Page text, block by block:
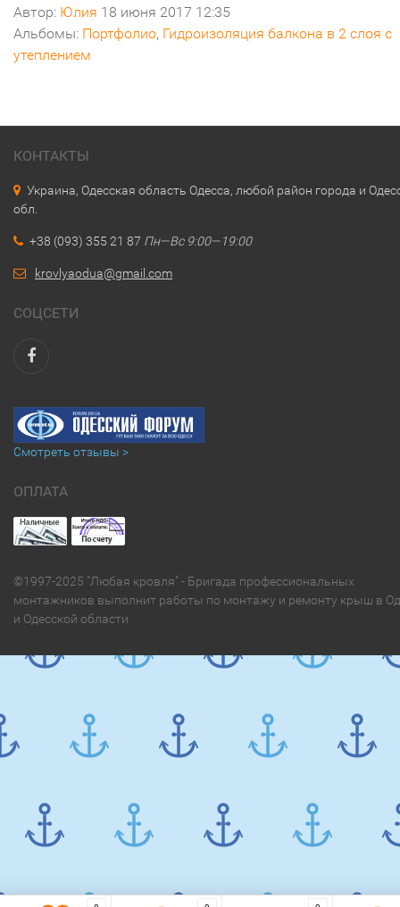
Автор: Юлия 18 июня 2017 12:35
Альбомы: Портфолио, Гидроизоляция балкона в 2 слоя с
утеплением
КОНТАКТЫ
Украина, Одесская область Одесса, любой район города и
обл.
+38 (093) 355 21 87 Пн—Вс 9:00—19:00
krovlyaodua@gmail.com
СОЦСЕТИ
Смотреть отзывы >
ОПЛАТА
©1997-2025 "Любая кровля" - Бригада профессиональных
монтажников выполнит работы по монтажу и ремонту крыш в
и Одесской области